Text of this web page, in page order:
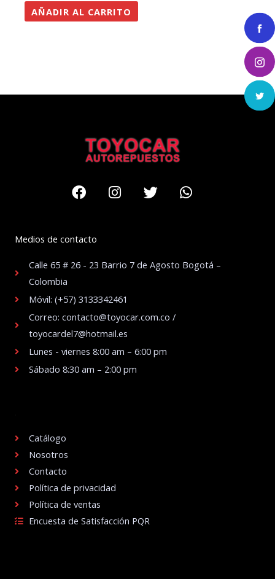
AÑADIR AL CARRITO
FacebookInstagram
TwitterWhatsapp
Medios de contacto
Calle 65 # 26 - 23 Barrio 7 de Agosto Bogotá –
Colombia
Móvil: (+57) 3133342461
Correo: contacto@toyocar.com.co /
toyocardel7@hotmail.es
Lunes - viernes 8:00 am – 6:00 pm
Sábado 8:30 am – 2:00 pm
Catálogo
Nosotros
Contacto
Política de privacidad
Política de ventas
Encuesta de Satisfacción PQR